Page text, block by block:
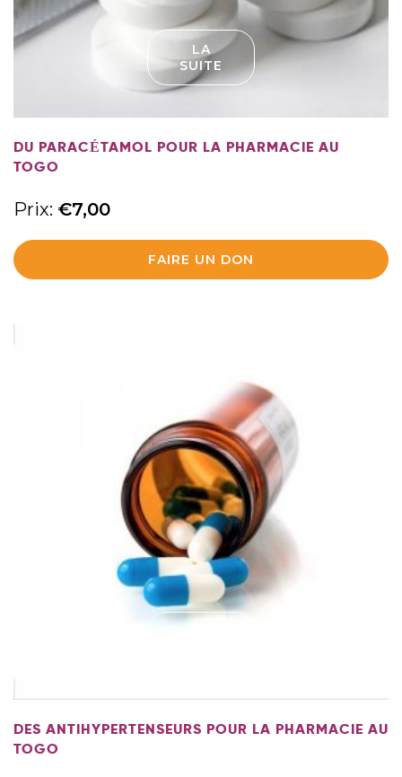
LA
SUITE
DU PARACÉTAMOL POUR LA PHARMACIE AU
TOGO
Prix: €7,00
FAIRE UN DON
DES ANTIHYPERTENSEURS POUR LA PHARMACIE AU
TOGO